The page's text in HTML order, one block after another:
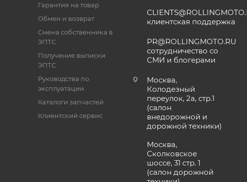
Гарантия на товар
Обмен и возврат
Смена собственника в
ЭПТС
Получение выписки
ЭПТС
Руководства по
эксплуатации
Каталоги запчастей
Клиентский сервис
клиентская поддержка
PR@ROLLINGMOTO.RU
сотрудничество со
СМИ и блогерами
Москва,
Колодезный
переулок, 2а, стр.1
(салон
внедорожной и
дорожной техники)
Москва,
Сколковское
шоссе, 31 стр. 1
(салон дорожной